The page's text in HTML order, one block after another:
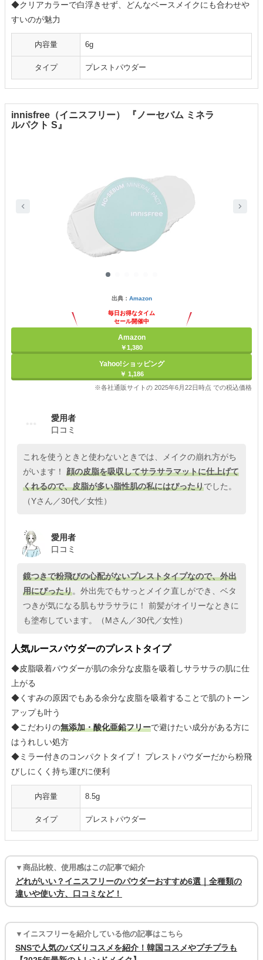
◆クリアカラーで白浮きせず、どんなベースメイクにも合わせや
すいのが魅力
内容量 6g
タイプ プレストパウダー
innisfree（イニスフリー） 『ノーセバム ミネラ
ルパクト S』
出典： Amazon
毎日お得なタイム
セール開催中
Amazon
￥1,380
Yahoo!ショッピング
￥ 1,186
※各社通販サイトの 2025年6月22日時点 での税込価格
愛用者
口コミ
これを使うときと使わないときでは、メイクの崩れ方がち
がいます！ 顔の皮脂を吸収してサラサラマットに仕上げて
くれるので、皮脂が多い脂性肌の私にはぴったりでした。
（Yさん／30代／女性）
愛用者
口コミ
鏡つきで粉飛びの心配がないプレストタイプなので、外出
用にぴったり。外出先でもサっとメイク直しができ、ベタ
つきが気になる肌もサラサラに！ 前髪がオイリーなときに
も塗布しています。（Mさん／30代／女性）
人気ルースパウダーのプレストタイプ
◆皮脂吸着パウダーが肌の余分な皮脂を吸着しサラサラの肌に仕
上がる
◆くすみの原因でもある余分な皮脂を吸着することで肌のトーン
アップも叶う
◆こだわりの無添加・酸化亜鉛フリーで避けたい成分がある方に
はうれしい処方
◆ミラー付きのコンパクトタイプ！ プレストパウダーだから粉飛
びしにくく持ち運びに便利
内容量 8.5g
タイプ プレストパウダー
▼商品比較、使用感はこの記事で紹介
どれがいい？イニスフリーのパウダーおすすめ6選｜全種類の
違いや使い方、口コミなど！
▼イニスフリーを紹介している他の記事はこちら
SNSで人気のバズりコスメを紹介！韓国コスメやプチプラも